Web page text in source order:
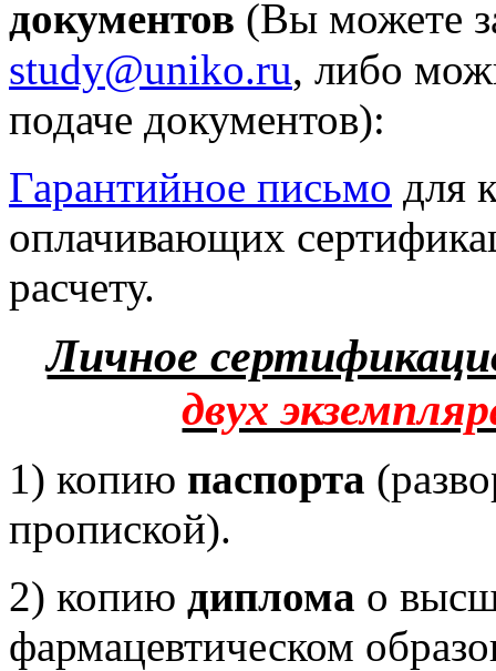
документов (Вы можете
study@uniko.ru, либо
подаче документов):
Гарантийное письмо для
оплачивающих
расчету.
Личное
двух
1) копию паспорта
пропиской).
2) копию диплома о
фармацевтическом